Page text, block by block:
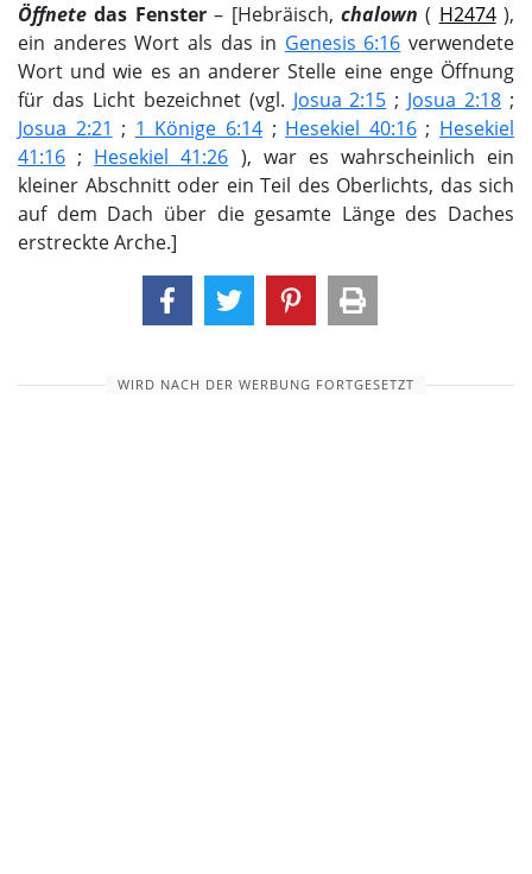
Öffnete das Fenster– [Hebräisch, chalown ( H2474),
ein anderes Wort als das in Genesis 6:16 verwendete
Wort und wie es an anderer Stelle eine enge Öffnung
für das Licht bezeichnet (vgl. Josua 2:15 ; Josua 2:18 ;
Josua 2:21 ; 1 Könige 6:14 ; Hesekiel 40:16; Hesekiel
41:16 ; Hesekiel 41:26 ), war es wahrscheinlich ein
kleiner Abschnitt oder ein Teil des Oberlichts, das sich
auf dem Dach über die gesamte Länge des Daches
erstreckte Arche.]
WIRD NACH DER WERBUNG FORTGESETZT